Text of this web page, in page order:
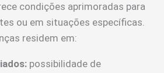
condições aprimoradas para
ou em situações específicas.
residem em:
possibilidade de